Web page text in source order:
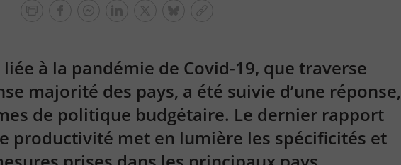
à la pandémie de Covid-19, que traverse
majorité des pays, a été suivie d’une réponse,
de politique budgétaire. Le dernier rapport
productivité met en lumière les spécificités et